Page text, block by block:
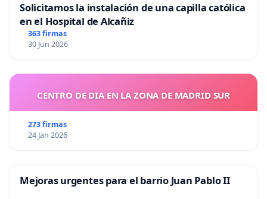
Solicitamos la instalación de una capilla católica
en el Hospital de Alcañiz
363 firmas
30 Jun 2026
CENTRO DE DIA EN LA ZONA DE MADRID SUR
273 firmas
24 Jan 2026
Mejoras urgentes para el barrio Juan Pablo II